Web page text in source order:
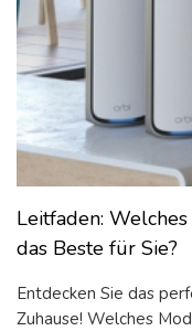
Leitfaden:
das Beste für Sie?
Entdecken Sie das
Zuhause! Welches